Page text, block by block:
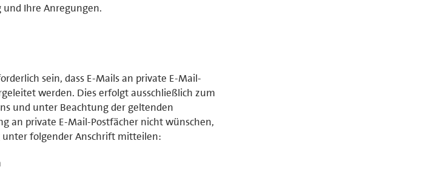
Ihre Anregungen.
sein, dass E-Mails an private E-Mail-
werden. Dies erfolgt ausschließlich zum
und unter Beachtung der geltenden
an private E-Mail-Postfächer nicht wünschen,
unter folgender Anschrift mitteilen: